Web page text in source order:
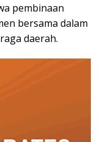
pembinaan
bersama dalam
daerah.